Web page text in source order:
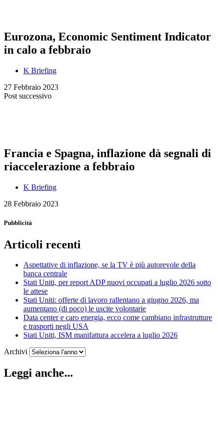
Eurozona, Economic Sentiment Indicator
in calo a febbraio
K Briefing
27 Febbraio 2023
Post successivo
Francia e Spagna, inflazione dà segnali di
riaccelerazione a febbraio
K Briefing
28 Febbraio 2023
Pubblicità
Articoli recenti
Aspettative di inflazione, se la TV è più autorevole della
banca centrale
Stati Uniti, per report ADP nuovi occupati a luglio 2026 sotto
le attese
Stati Uniti: offerte di lavoro rallentano a giugno 2026, ma
aumentano (di poco) le uscite volontarie
Data center e caro energia, ecco come cambiano infrastrutture
e trasporti negli USA
Stati Uniti, ISM manifattura accelera a luglio 2026
Archivi
Leggi anche...